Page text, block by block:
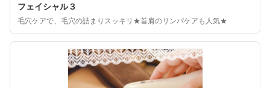
フェイシャル３
毛穴ケアで、毛穴の詰まりスッキリ★首肩のリンパケアも人気★